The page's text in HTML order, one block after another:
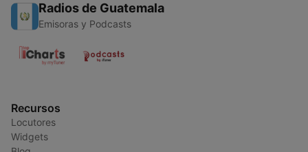
Radios de Guatemala
Emisoras y Podcasts
Recursos
Locutores
Widgets